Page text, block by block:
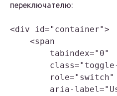
переключателю:
<div id="container">
    <span
        tabindex="0"
        role="switch"
aria-